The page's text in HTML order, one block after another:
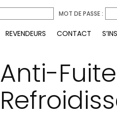
MOT DE PASSE :
REVENDEURS CONTACT
Anti-